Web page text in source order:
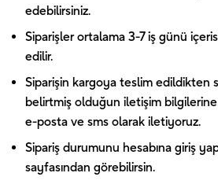
edebilirsiniz.
Siparişler ortalama 3-7 iş günü
edilir.
Siparişin kargoya teslim edildikten
belirtmiş olduğun iletişim
e-posta ve sms olarak iletiyoruz.
Sipariş durumunu hesabına giriş
sayfasından görebilirsin.